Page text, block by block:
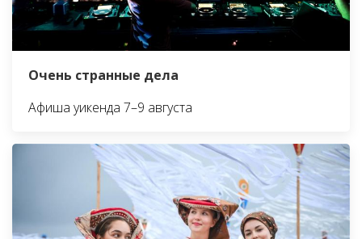
Очень странные дела
Афиша уикенда 7–9 августа